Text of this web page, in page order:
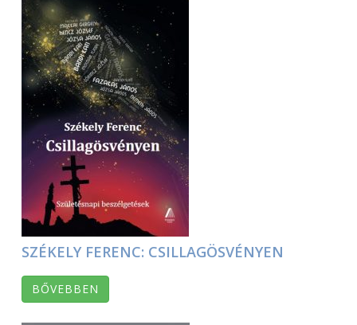
SZÉKELY FERENC: CSILLAGÖSVÉNYEN
BŐVEBBEN